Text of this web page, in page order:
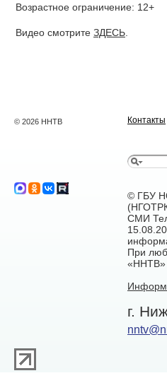
Возрастное ограничение: 12+
Видео смотрите ЗДЕСЬ
© 2026 ННТВ Контакты
© ГБУ
СМИ
При
«ННТВ»
г.